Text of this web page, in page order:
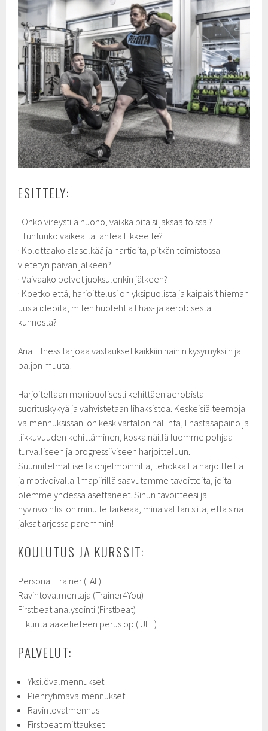
ESITTELY:
· Onko vireystila huono, vaikka pitäisi jaksaa töissä ?
· Tuntuuko vaikealta lähteä liikkeelle?
· Kolottaako alaselkää ja hartioita, pitkän toimistossa
vietetyn päivän jälkeen?
· Vaivaako polvet juoksulenkin jälkeen?
· Koetko että, harjoittelusi on yksipuolista ja kaipaisit hieman
uusia ideoita, miten huolehtia lihas- ja aerobisesta
kunnosta?
Ana Fitness tarjoaa vastaukset kaikkiin näihin kysymyksiin ja
paljon muuta!
Harjoitellaan monipuolisesti kehittäen aerobista
suorituskykyä ja vahvistetaan lihaksistoa. Keskeisiä teemoja
valmennuksissani on keskivartalon hallinta, lihastasapaino ja
liikkuvuuden kehittäminen, koska näillä luomme pohjaa
turvalliseen ja progressiiviseen harjoitteluun.
Suunnitelmallisella ohjelmoinnilla, tehokkailla harjoitteilla
ja motivoivalla ilmapiirillä saavutamme tavoitteita, joita
olemme yhdessä asettaneet. Sinun tavoitteesi ja
hyvinvointisi on minulle tärkeää, minä välitän siitä, että sinä
jaksat arjessa paremmin!
KOULUTUS JA KURSSIT:
Personal Trainer (FAF)
Ravintovalmentaja (Trainer4You)
Firstbeat analysointi (Firstbeat)
Liikuntalääketieteen perus op.( UEF)
PALVELUT:
Yksilövalmennukset
Pienryhmävalmennukset
Ravintovalmennus
Firstbeat mittaukset